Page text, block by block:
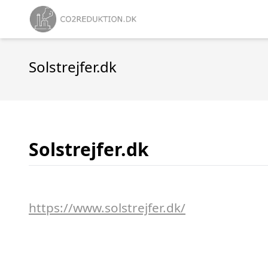
Solstrejfer.dk
Solstrejfer.dk
https://www.solstrejfer.dk/